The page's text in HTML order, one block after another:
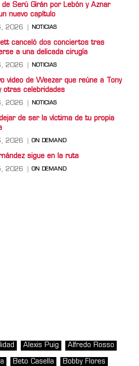
de Serú Girán por Lebón y Aznar
nuevo capítulo
2026 NOTICIAS
canceló dos conciertos tras
a una delicada cirugía
2026 NOTICIAS
video de Weezer que reúne a Tony
otras celebridades
2026 NOTICIAS
de ser la víctima de tu propia
2026 ON DEMAND
sigue en la ruta
2026 ON DEMAND
Alexis Puig Alfredo Rosso
Beto Casella Bobby Flores